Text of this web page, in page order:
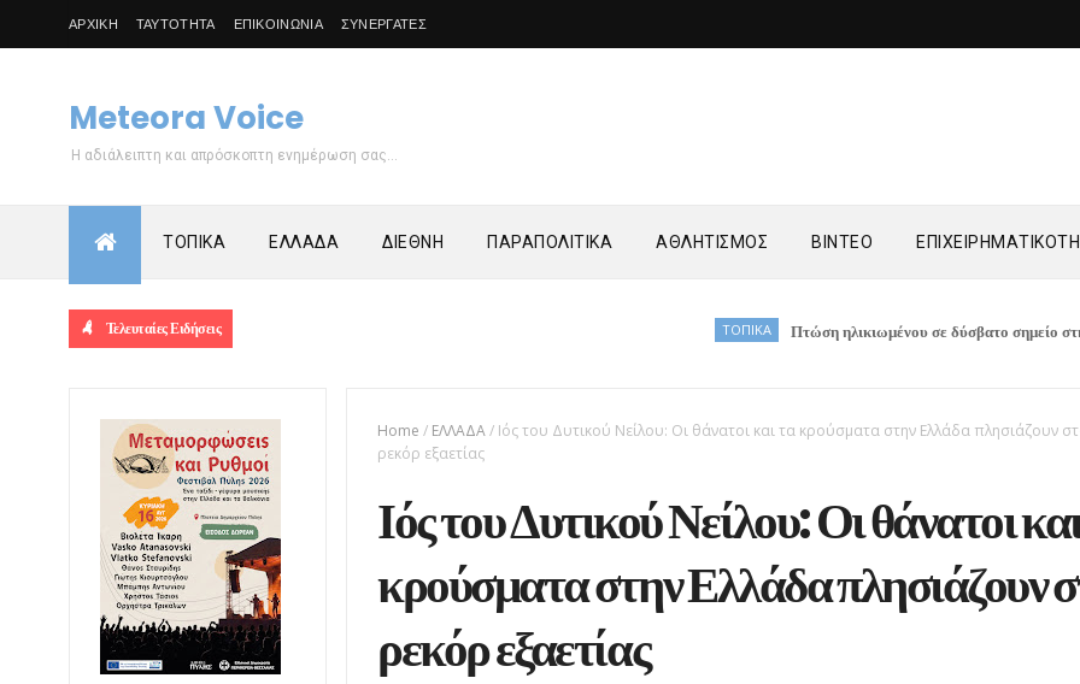
ΑΡΧΙΚΗ ΤΑΥΤΟΤΗΤΑ ΕΠΙΚΟΙΝΩΝΙΑ ΣΥΝΕΡΓΑΤΕΣ
Meteora Voice
Η αδιάλειπτη και απρόσκοπτη ενημέρωση σας...
ΤΟΠΙΚΑ ΕΛΛΑΔΑ ΔΙΕΘΝΗ ΠΑΡΑΠΟΛΙΤΙΚΑ ΑΘΛΗΤΙΣΜΟΣ ΒΙΝΤΕΟ
Τελευταίες Ειδήσεις Πτώση ηλικιωμένου σε δύσβατο σημείο στη Νέα Ζωή
Home / ΕΛΛΑΔΑ/ Ιός του Δυτικού Νείλου: Οι θάνατοι και τα κρούσματα στην Ελλάδα πλησιάζουν
ρεκόρ εξαετίας
Ιός του Δυτικού Νείλου: Οι θάνατοι
κρούσματα στην Ελλάδα πλησιάζουν
ρεκόρ εξαετίας